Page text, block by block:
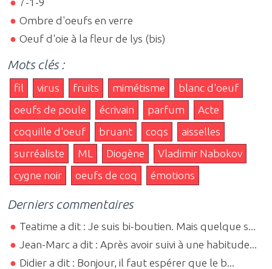
7-1-9
Ombre d'oeufs en verre
Oeuf d'oie à la fleur de lys (bis)
Mots clés :
fil virus fruits mimétisme
blanc d'oeuf
oeufs de poule
écrivain parfum
Acte
coquille d'oeuf
bruant coqs
aisselles
surréaliste
ML Diogène
Vladimir Nabokov
cygne noir
oeufs de coq émotions
Derniers commentaires
Teatime a dit : Je suis bi-boutien. Mais quelque s...
Jean-Marc a dit : Après avoir suivi à une habitude...
Didier a dit : Bonjour, il faut espérer que le b...